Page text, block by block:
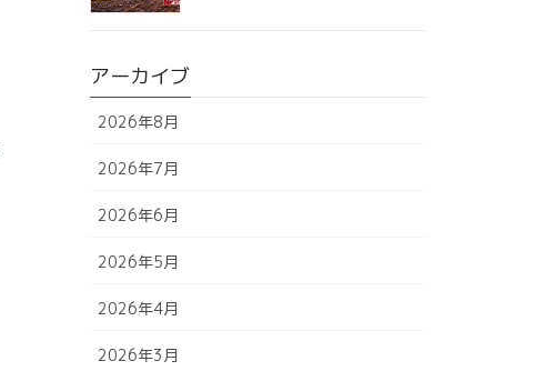
アーカイブ
2026年8月
2026年7月
2026年6月
2026年5月
2026年4月
2026年3月